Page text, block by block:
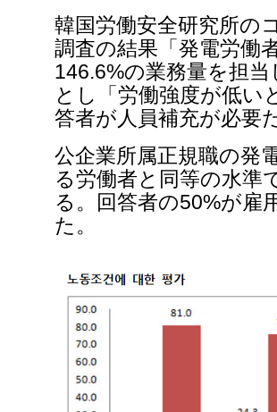
韓国労働安全研究所の
調査の結果「発電労働
146.6%の業務量を担
とし「労働強度が低い
答者が人員補充が必要
公企業所属正規職の発
る労働者と同等の水準
る。回答者の50%が雇
た。